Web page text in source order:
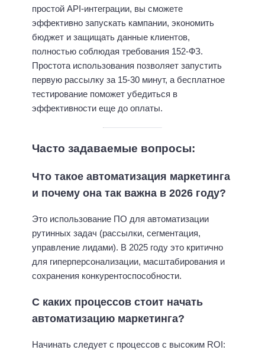
простой API-интеграции, вы сможете
эффективно запускать кампании, экономить
бюджет и защищать данные клиентов,
полностью соблюдая требования 152-ФЗ.
Простота использования позволяет запустить
первую рассылку за 15-30 минут, а бесплатное
тестирование поможет убедиться в
эффективности еще до оплаты.
Часто задаваемые вопросы:
Что такое автоматизация маркетинга
и почему она так важна в 2026 году?
Это использование ПО для автоматизации
рутинных задач (рассылки, сегментация,
управление лидами). В 2025 году это критично
для гиперперсонализации, масштабирования и
сохранения конкурентоспособности.
С каких процессов стоит начать
автоматизацию маркетинга?
Начинать следует с процессов с высоким ROI: